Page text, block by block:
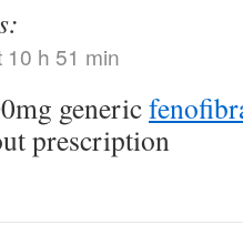
10 h 51 min
generic
prescription